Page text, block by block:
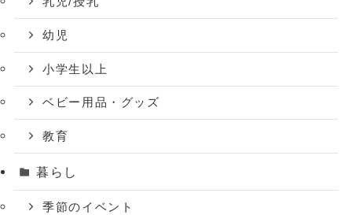
幼児
小学生以上
ベビー用品・グッズ
教育
暮らし
季節のイベント